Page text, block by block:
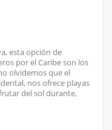
esta opción de
por el Caribe son los
olvidemos que el
nos ofrece playas
del sol durante,